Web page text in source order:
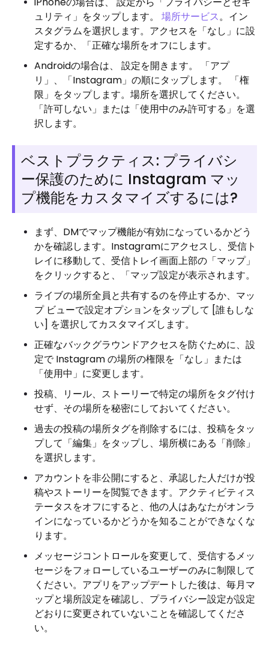
ュリティ」をタップします。 場所サービス。イン
スタグラムを選択します。アクセスを「なし」に設
定するか、「正確な場所をオフにします。
Androidの場合は、 設定を開きます。 「アプ
リ」、「Instagram」の順にタップします。 「権
限」をタップします。場所を選択してください。
「許可しない」または「使用中のみ許可する」を選
択します。
ベストプラクティス: プライバシ
ー保護のために Instagram マッ
プ機能をカスタマイズするには?
まず、DMでマップ機能が有効になっているかどう
かを確認します。Instagramにアクセスし、受信ト
レイに移動して、受信トレイ画面上部の「マップ」
をクリックすると、「マップ設定が表示されます。
ライブの場所全員と共有するのを停止するか、マッ
プ ビューで設定オプションをタップして [誰もしな
い] を選択してカスタマイズします。
正確なバックグラウンドアクセスを防ぐために、設
定で Instagram の場所の権限を「なし」または
「使用中」に変更します。
投稿、リール、ストーリーで特定の場所をタグ付け
せず、その場所を秘密にしておいてください。
過去の投稿の場所タグを削除するには、投稿をタッ
プして「編集」をタップし、場所横にある「削除」
を選択します。
アカウントを非公開にすると、承認した人だけが投
稿やストーリーを閲覧できます。アクティビティス
テータスをオフにすると、他の人はあなたがオンラ
インになっているかどうかを知ることができなくな
ります。
メッセージコントロールを変更して、受信するメッ
セージをフォローしているユーザーのみに制限して
ください。アプリをアップデートした後は、毎月マ
ップと場所設定を確認し、プライバシー設定が設定
どおりに変更されていないことを確認してくださ
い。